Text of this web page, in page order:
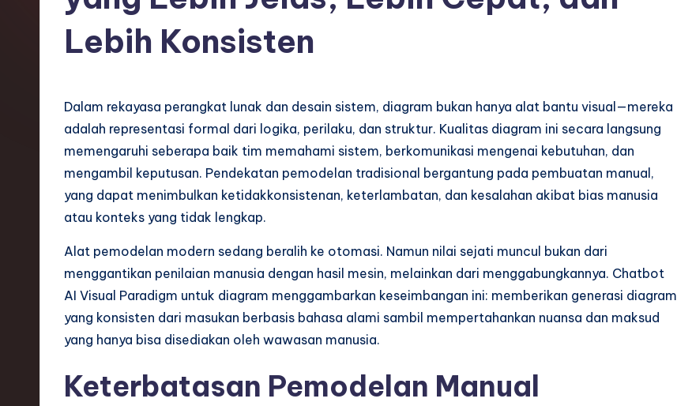
si
Lebih Konsisten
Dalam rekayasa perangkat lunak dan desain sistem, diagram bukan hanya alat bantu visual—mereka
adalah representasi formal dari logika, perilaku, dan struktur. Kualitas diagram ini secara langsung
memengaruhi seberapa baik tim memahami sistem, berkomunikasi mengenai kebutuhan, dan
mengambil keputusan. Pendekatan pemodelan tradisional bergantung pada pembuatan manual,
yang dapat menimbulkan ketidakkonsistenan, keterlambatan, dan kesalahan akibat bias manusia
atau konteks yang tidak lengkap.
Alat pemodelan modern sedang beralih ke otomasi. Namun nilai sejati muncul bukan dari
menggantikan penilaian manusia dengan hasil mesin, melainkan dari menggabungkannya. Chatbot
AI Visual Paradigm untuk diagram menggambarkan keseimbangan ini: memberikan generasi diagram
yang konsisten dari masukan berbasis bahasa alami sambil mempertahankan nuansa dan maksud
yang hanya bisa disediakan oleh wawasan manusia.
Keterbatasan Pemodelan Manual